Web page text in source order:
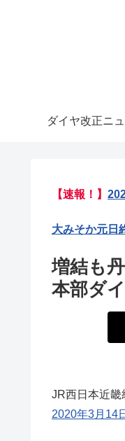
ダイヤ改正ニ
【速報！】
大みそか元日
増結も
本部ダ
JR西日本近畿
2020年3月14